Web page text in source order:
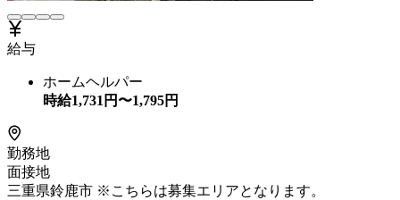
給与
ホームヘルパー
時給1,731 円〜1,795円
勤務地
面接地
三重県鈴鹿市 ※こちらは募集エリアとなります。